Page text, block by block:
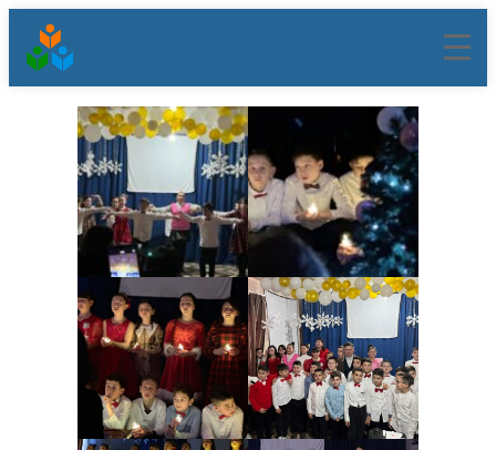
შიგთავსზე
გადასვლა